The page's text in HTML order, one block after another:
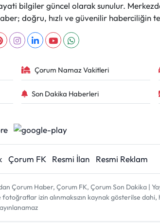
bilgiler güncel olarak sunulur.
doğru, hızlı ve güvenilir haberciliğin
Çorum Namaz Vakitleri
Son Dakika Haberleri
Çorum FK Resmi İlan Resmi Reklam
Çorum Haber, Çorum FK, Çorum Son Dakika |
izin alınmaksızın kaynak gösterilse